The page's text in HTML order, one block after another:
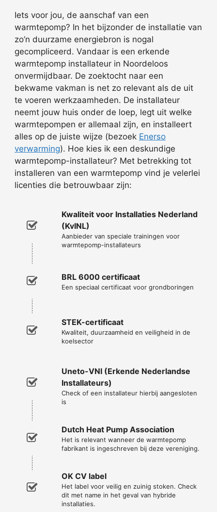
Iets voor jou, de aanschaf van een
warmtepomp? In het bijzonder de installatie van
zo’n duurzame energiebron is nogal
gecompliceerd. Vandaar is een erkende
warmtepomp installateur in Noordeloos
onvermijdbaar. De zoektocht naar een
bekwame vakman is net zo relevant als de uit
te voeren werkzaamheden. De installateur
neemt jouw huis onder de loep, legt uit welke
warmtepompen er allemaal zijn, en installeert
alles op de juiste wijze (bezoek Enerso
verwarming). Hoe kies ik een deskundige
warmtepomp-installateur? Met betrekking tot
installeren van een warmtepomp vind je velerlei
licenties die betrouwbaar zijn:
Kwaliteit voor Installaties Nederland
(KvINL)
Aanbieder van speciale trainingen voor
warmtepomp-installateurs
BRL 6000 certificaat
Een speciaal certificaat voor grondboringen
STEK-certificaat
Kwaliteit, duurzaamheid en veiligheid in de
koelsector
Uneto-VNI (Erkende Nederlandse
Installateurs)
Check of een installateur hierbij aangesloten
is
Dutch Heat Pump Association
Het is relevant wanneer de warmtepomp
fabrikant is ingeschreven bij deze vereniging.
OK CV label
Het label voor veilig en zuinig stoken. Check
dit met name in het geval van hybride
installaties.